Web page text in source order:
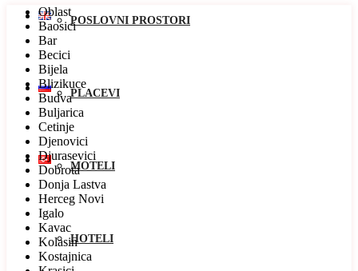
POSLOVNI PROSTORI
PLACEVI
MOTELI
HOTELI
Oblast
Baosici
Bar
Becici
Bijela
Blizikuce
Budva
Buljarica
Cetinje
Djenovici
Djurasevici
Dobrota
Donja Lastva
Herceg Novi
Igalo
Kavac
Kolasin
Kostajnica